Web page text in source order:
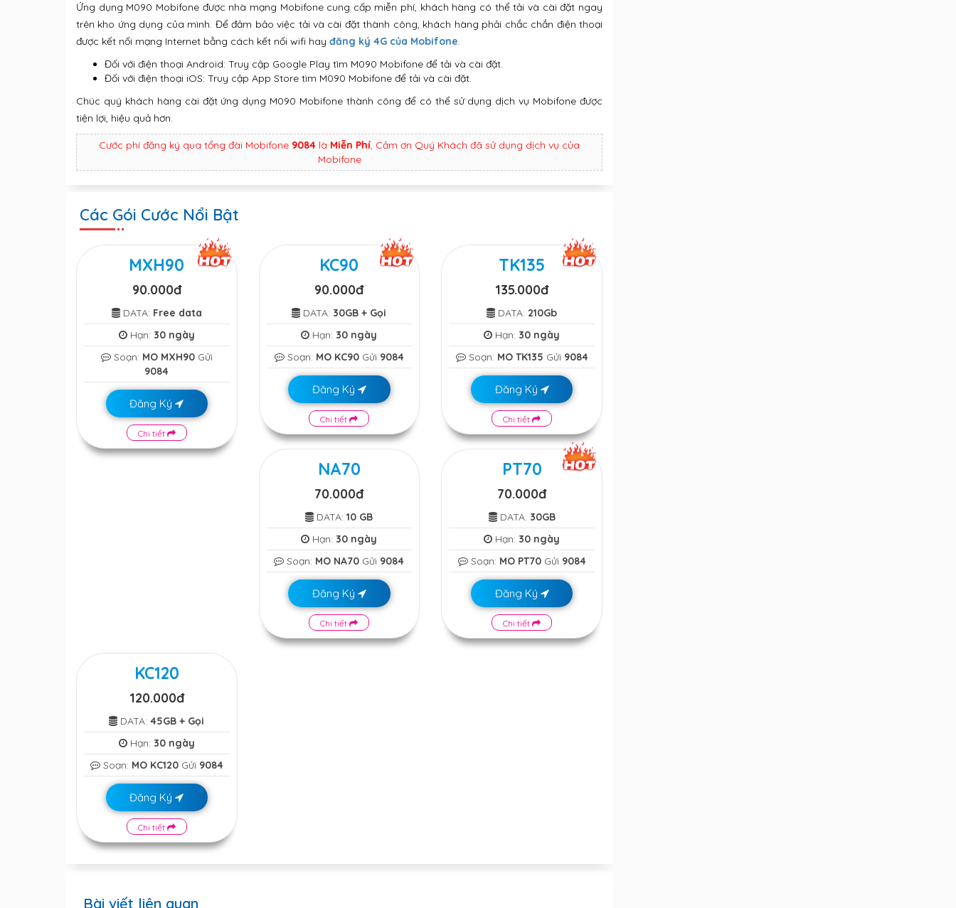
Ứng dụng M090 Mobifone được nhà mạng Mobifone cung cấp miễn phí, khách hàng có thể tải và cài đặt ngay
trên kho ứng dụng của mình. Để đảm bảo việc tải và cài đặt thành công, khách hàng phải chắc chắn điện thoại
được kết nối mạng Internet bằng cách kết nối wifi hay đăng ký 4G của Mobifone.
Đối với điện thoại Android: Truy cập Google Play tìm M090 Mobifone để tải và cài đặt.
Đối với điện thoại iOS: Truy cập App Store tìm M090 Mobifone để tải và cài đặt.
Chúc quý khách hàng cài đặt ứng dụng M090 Mobifone thành công để có thể sử dụng dịch vụ Mobifone được
tiện lợi, hiệu quả hơn.
Cước phí đăng ký qua tổng đài Mobifone 9084 là Miễn Phí, Cảm ơn Quý Khách đã sử dụng dịch vụ của
Mobifone
Các Gói Cước Nổi Bật
MXH90
90.000đ
DATA: Free data
Hạn: 30 ngày
Soạn: MO MXH90Gửi
9084
Đăng Ký
Chi tiết
KC90
90.000đ
DATA: 30GB + Gọi
Hạn: 30 ngày
Soạn: MO KC90Gửi 9084
Đăng Ký
Chi tiết
TK135
135.000đ
DATA: 210Gb
Hạn: 30 ngày
Soạn: MO TK135 Gửi 9084
Đăng Ký
Chi tiết
NA70
70.000đ
DATA:10 GB
Hạn: 30 ngày
Soạn: MO NA70 Gửi 9084
Đăng Ký
Chi tiết
PT70
70.000đ
DATA: 30GB
Hạn: 30 ngày
Soạn: MO PT70Gửi 9084
Đăng Ký
Chi tiết
KC120
120.000đ
DATA:45GB + Gọi
Hạn: 30 ngày
Soạn: MO KC120Gửi 9084
Đăng Ký
Chi tiết
Bài viết liên quan